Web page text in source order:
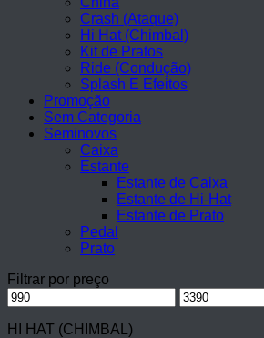
Crash (Ataque)
Hi Hat (Chimbal)
Kit de Pratos
Ride (Condução)
Splash E Efeitos
Promoção
Sem Categoria
Seminovos
Caixa
Estante
Estante de Caixa
Estante de Hi-Hat
Estante de Prato
Pedal
Prato
Filtrar por preço
Preço
mínimo
Preço
máximo
HI HAT (CHIMBAL)